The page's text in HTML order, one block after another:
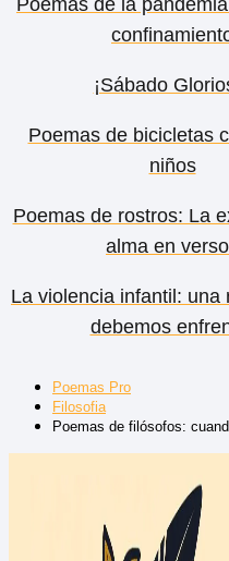
¡Sábado
Poemas de bicicletas
niños
Poemas de rostros: La
alma en
La violencia infantil: una
debemos
Poemas Pro
Filosofia
Poemas de filósofos: